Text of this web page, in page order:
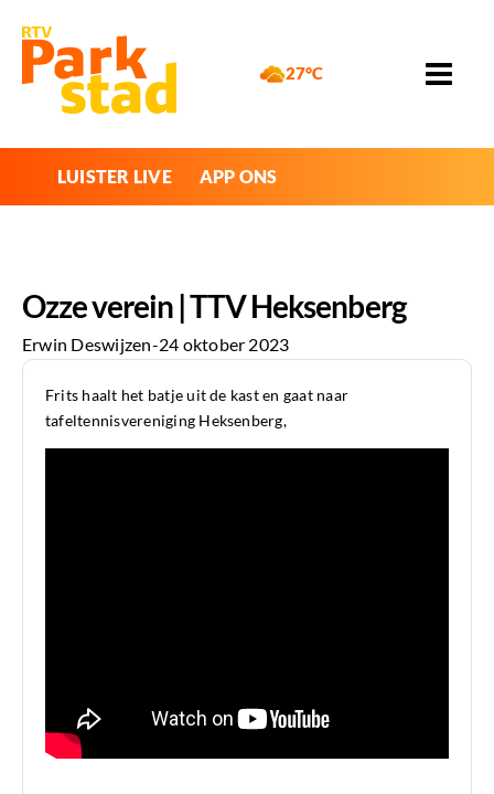
27°C
LUISTER LIVE APP ONS
Ozze verein | TTV Heksenberg
Erwin Deswijzen-24 oktober 2023
Frits haalt het batje uit de kast en gaat naar
tafeltennisvereniging Heksenberg,